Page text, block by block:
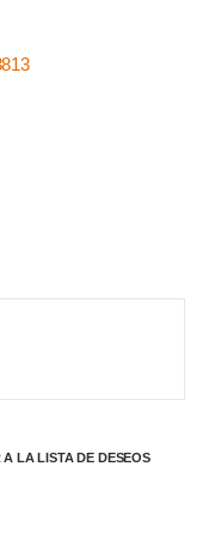
LA LISTA DE DESEOS